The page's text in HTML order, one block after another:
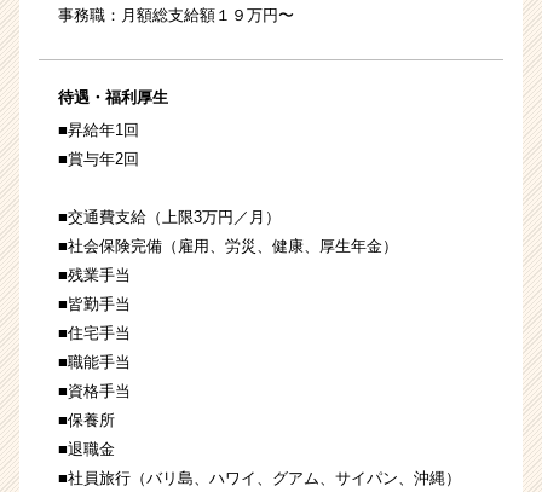
事務職：月額総支給額１９万円〜
待遇・福利厚生
■昇給年1回
■賞与年2回
■交通費支給（上限3万円／月）
■社会保険完備（雇用、労災、健康、厚生年金）
■残業手当
■皆勤手当
■住宅手当
■職能手当
■資格手当
■保養所
■退職金
■社員旅行（バリ島、ハワイ、グアム、サイパン、沖縄）